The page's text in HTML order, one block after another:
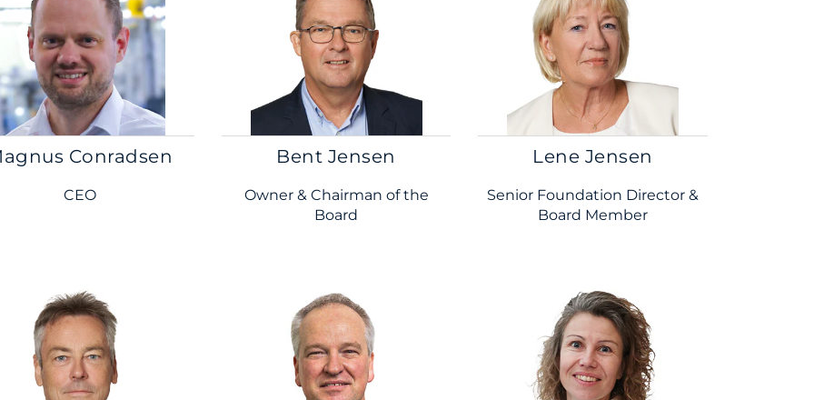
Conradsen
CEO
Bent Jensen
Owner & Chairman of the
Board
Lene Jensen
Senior Foundation Director &
Board Member